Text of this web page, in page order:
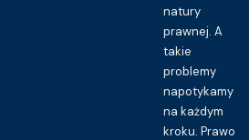
natury
prawnej. A
takie
problemy
napotykamy
na każdym
kroku. Prawo